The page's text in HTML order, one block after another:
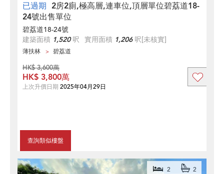
已過期 2房2廁,極高層,連車位,頂層單位碧荔道18-
24號出售單位
碧荔道18-24號
建築面積 1,520呎 實用面積 1,206呎[未核實]
薄扶林 碧荔道
查詢類似樓盤
HK$ 3,600萬
HK$ 3,800萬
上次升價日期 2025年04月29日
2 2